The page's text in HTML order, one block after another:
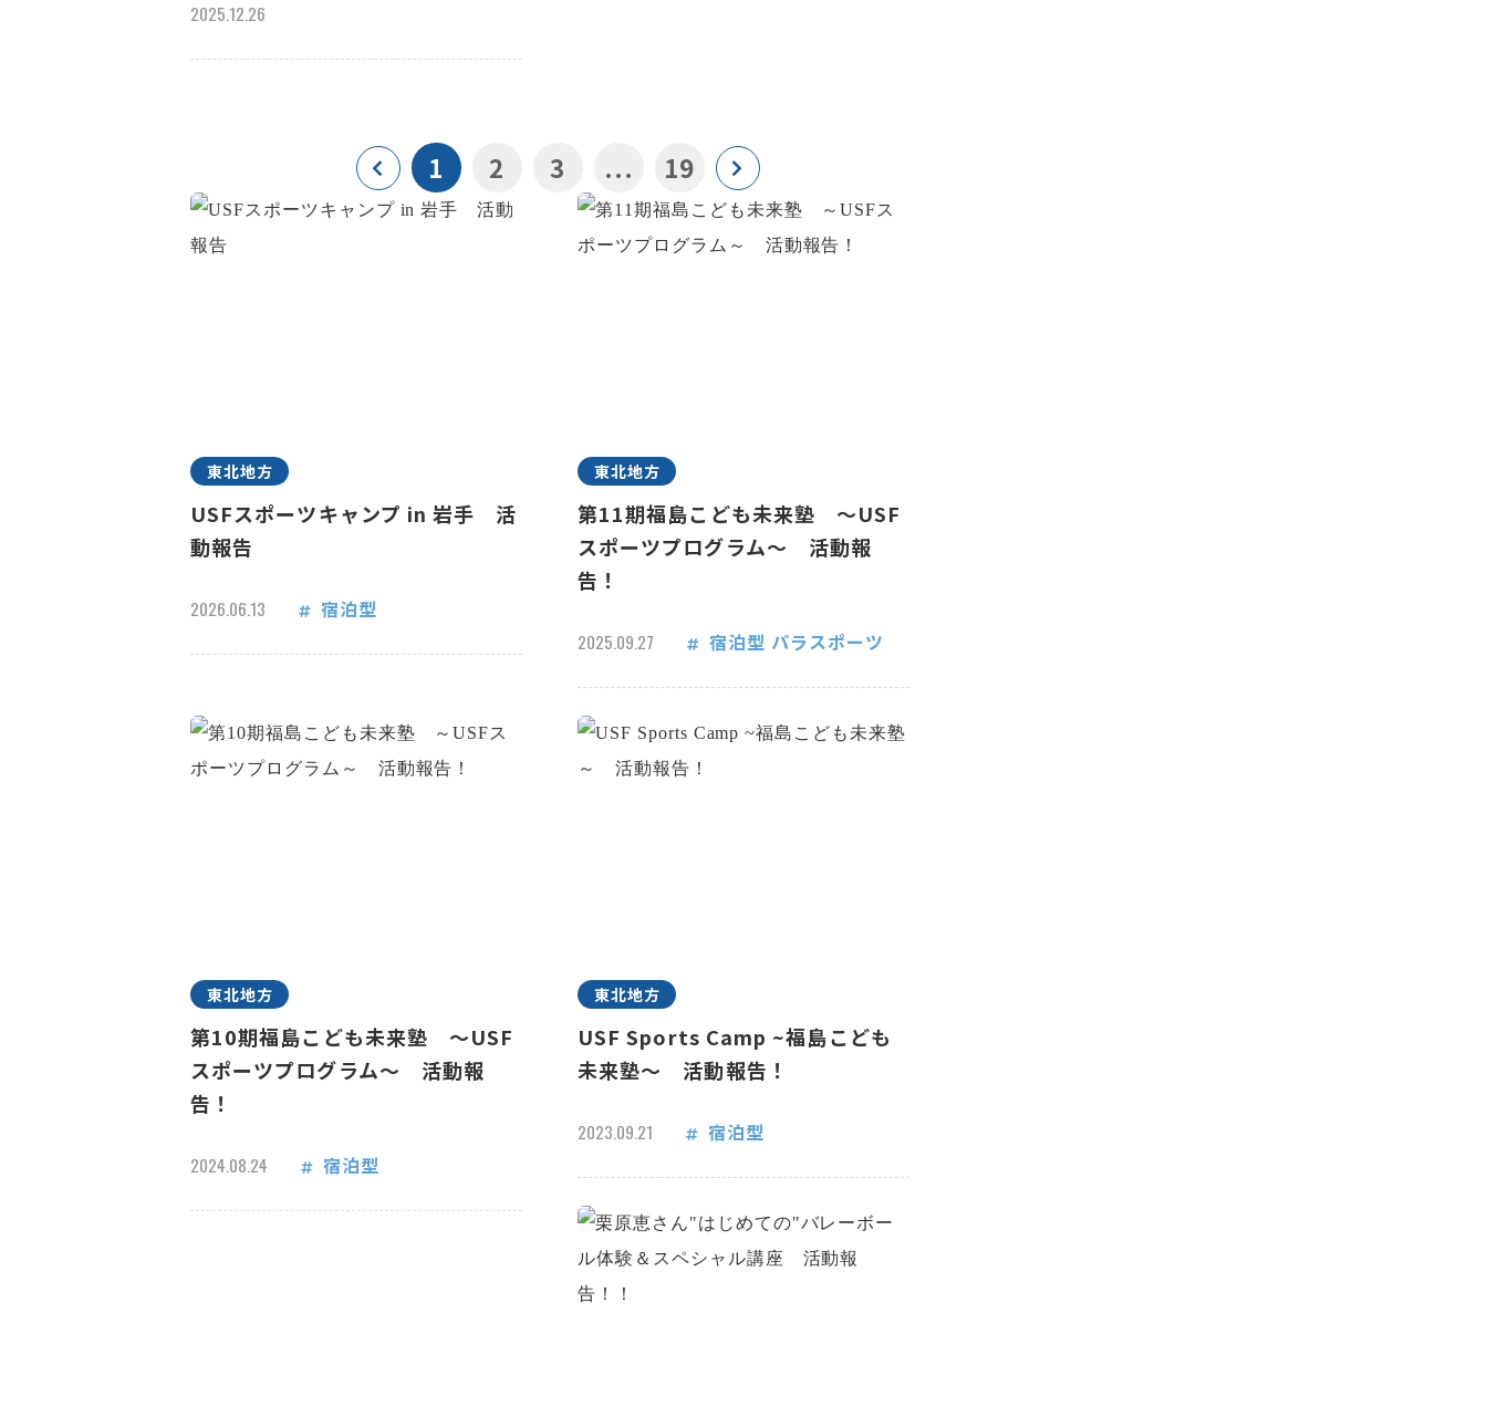
2025.12.26
1 2 3 ... 19
東北地方
USFスポーツキャンプ in 岩手 活
動報告
2026.06.13 宿泊型
東北地方
第11期福島こども未来塾 ～USF
スポーツプログラム～ 活動報
告！
2025.09.27 宿泊型 パラスポーツ
東北地方
第10期福島こども未来塾 ～USF
スポーツプログラム～ 活動報
告！
2024.08.24 宿泊型
東北地方
USF Sports Camp ~福島こども
未来塾～ 活動報告！
2023.09.21 宿泊型